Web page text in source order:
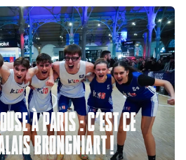
À PARIS : C’EST CE
BRONGNIART !